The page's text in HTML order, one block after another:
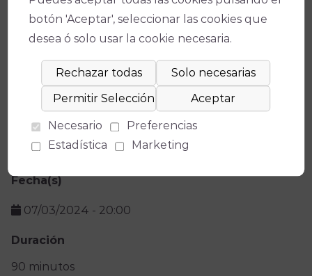
Ficha técnica
Teatro
Teatro Góngora
Fecha(s)
07/03/2024 - 20:00
Duración
90 minutos
botón 'Aceptar', seleccionar las cookies que
desea ó solo usar la cookie necesaria.
Necesario
Preferencias
Estadística
Marketing